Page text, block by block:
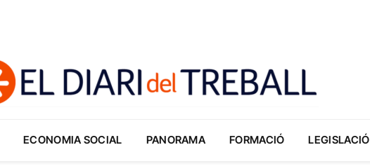
ECONOMIA SOCIAL PANORAMA FORMACIÓ LEGISLACIÓ